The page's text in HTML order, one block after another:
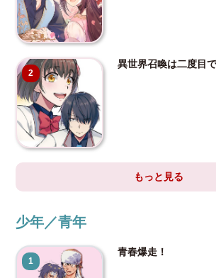
2
異世界召喚は二度目
もっと見る
少年／青年
1
青春爆走！